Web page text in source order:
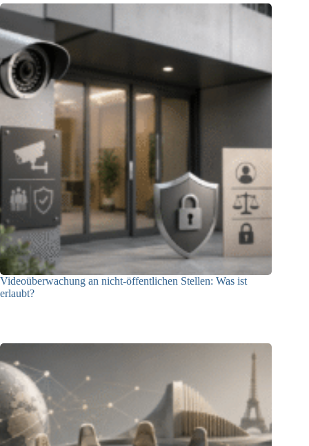
Videoüberwachung an nicht-öffentlichen Stellen: Was ist
erlaubt?